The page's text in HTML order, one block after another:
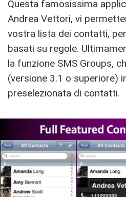
Questa famosissima
Andrea Vettori, vi
vostra lista dei contatti,
basati su regole.
la funzione SMS Groups,
(versione 3.1 o superiore)
preselezionata di contatti.